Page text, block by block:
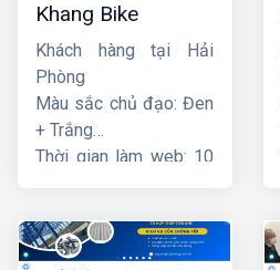
Khang Bike
Khách hàng tại Hải
Phòng
Màu sắc chủ đạo: Đen
+ Trắng
Thời gian làm web: 10